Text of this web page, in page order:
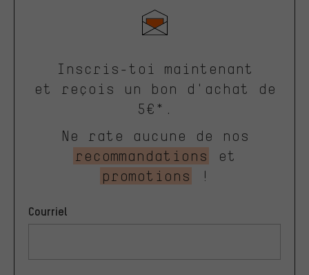
Inscris-toi maintenant
et reçois un bon d'achat de
5€*.
Ne rate aucune de nos
recommandations
et
promotions
!
Courriel